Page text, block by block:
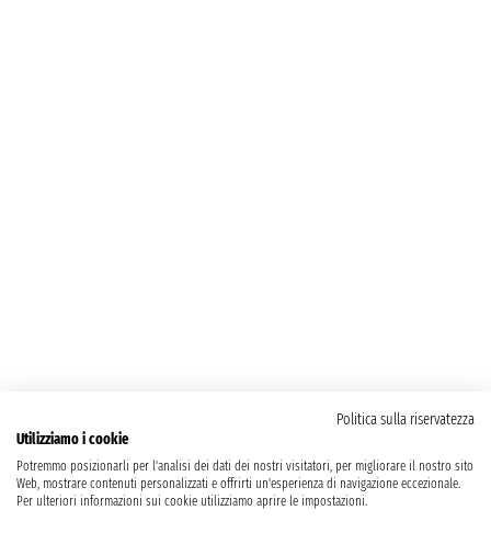
Politica sulla riservatezza
Utilizziamo i cookie
Potremmo posizionarli per l'analisi dei dati dei nostri visitatori, per migliorare il nostro sito
Web, mostrare contenuti personalizzati e offrirti un'esperienza di navigazione eccezionale.
Per ulteriori informazioni sui cookie utilizziamo aprire le impostazioni.